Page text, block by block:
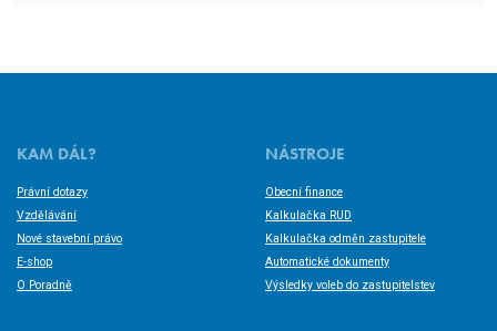
KAM DÁL?
Právní dotazy
Vzdělávání
Nové stavební právo
E-shop
O Poradně
NÁSTROJE
Obecní finance
Kalkulačka RUD
Kalkulačka odměn zastupitele
Automatické dokumenty
Výsledky voleb do zastupitelstev